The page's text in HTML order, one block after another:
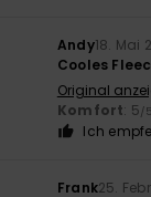
Andy18. Mai
Cooles
Original
Komfort: 5/5
Ich
Frank25.